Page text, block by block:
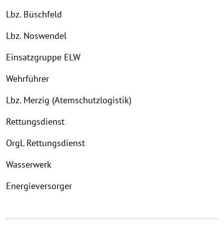
Lbz. Büschfeld
Lbz. Noswendel
Einsatzgruppe ELW
Wehrführer
Lbz. Merzig (Atemschutzlogistik)
Rettungsdienst
OrgL Rettungsdienst
Wasserwerk
Energieversorger